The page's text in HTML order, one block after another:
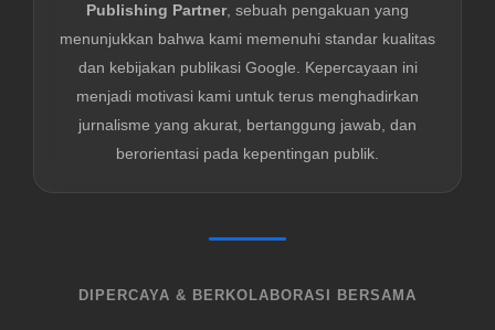
Publishing Partner, sebuah pengakuan yang
menunjukkan bahwa kami memenuhi standar kualitas
dan kebijakan publikasi Google. Kepercayaan ini
menjadi motivasi kami untuk terus menghadirkan
jurnalisme yang akurat, bertanggung jawab, dan
berorientasi pada kepentingan publik.
DIPERCAYA & BERKOLABORASI BERSAMA